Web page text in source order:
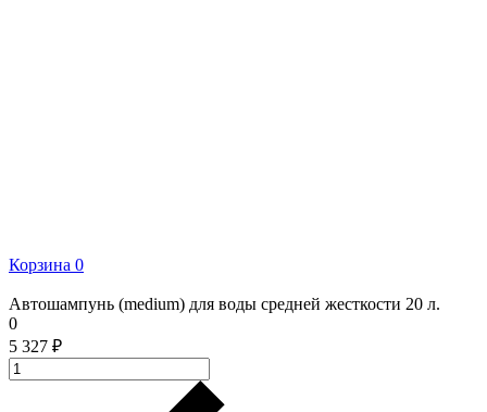
Корзина 0
Автошампунь (medium) для воды средней жесткости 20 л.
0
5 327 ₽